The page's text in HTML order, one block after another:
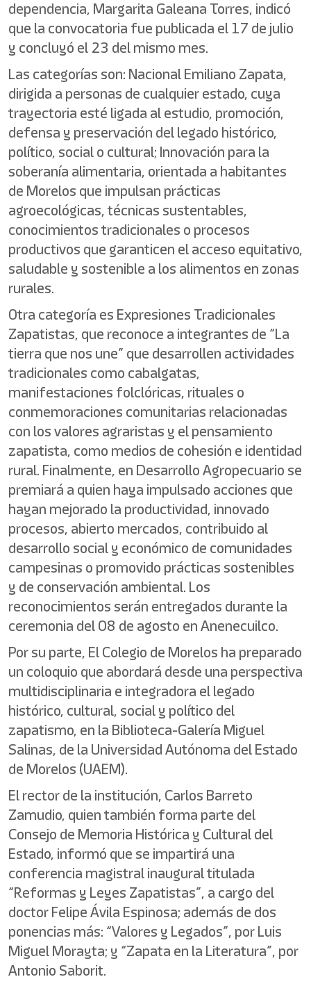
dependencia, Margarita Galeana Torres, indicó
que la convocatoria fue publicada el 17 de julio
y concluyó el 23 del mismo mes.
Las categorías son: Nacional Emiliano Zapata,
dirigida a personas de cualquier estado, cuya
trayectoria esté ligada al estudio, promoción,
defensa y preservación del legado histórico,
político, social o cultural; Innovación para la
soberanía alimentaria, orientada a habitantes
de Morelos que impulsan prácticas
agroecológicas, técnicas sustentables,
conocimientos tradicionales o procesos
productivos que garanticen el acceso equitativo,
saludable y sostenible a los alimentos en zonas
rurales.
Otra categoría es Expresiones Tradicionales
Zapatistas, que reconoce a integrantes de “La
tierra que nos une” que desarrollen actividades
tradicionales como cabalgatas,
manifestaciones folclóricas, rituales o
conmemoraciones comunitarias relacionadas
con los valores agraristas y el pensamiento
zapatista, como medios de cohesión e identidad
rural. Finalmente, en Desarrollo Agropecuario se
premiará a quien haya impulsado acciones que
hayan mejorado la productividad, innovado
procesos, abierto mercados, contribuido al
desarrollo social y económico de comunidades
campesinas o promovido prácticas sostenibles
y de conservación ambiental. Los
reconocimientos serán entregados durante la
ceremonia del 08 de agosto en Anenecuilco.
Por su parte, El Colegio de Morelos ha preparado
un coloquio que abordará desde una perspectiva
multidisciplinaria e integradora el legado
histórico, cultural, social y político del
zapatismo, en la Biblioteca-Galería Miguel
Salinas, de la Universidad Autónoma del Estado
de Morelos (UAEM).
El rector de la institución, Carlos Barreto
Zamudio, quien también forma parte del
Consejo de Memoria Histórica y Cultural del
Estado, informó que se impartirá una
conferencia magistral inaugural titulada
“Reformas y Leyes Zapatistas”, a cargo del
doctor Felipe Ávila Espinosa; además de dos
ponencias más: “Valores y Legados”, por Luis
Miguel Morayta; y “Zapata en la Literatura”, por
Antonio Saborit.